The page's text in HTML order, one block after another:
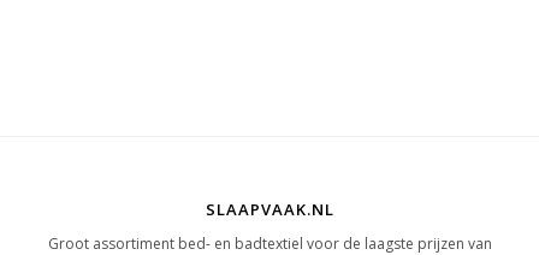
SLAAPVAAK.NL
Groot assortiment bed- en badtextiel voor de laagste prijzen van